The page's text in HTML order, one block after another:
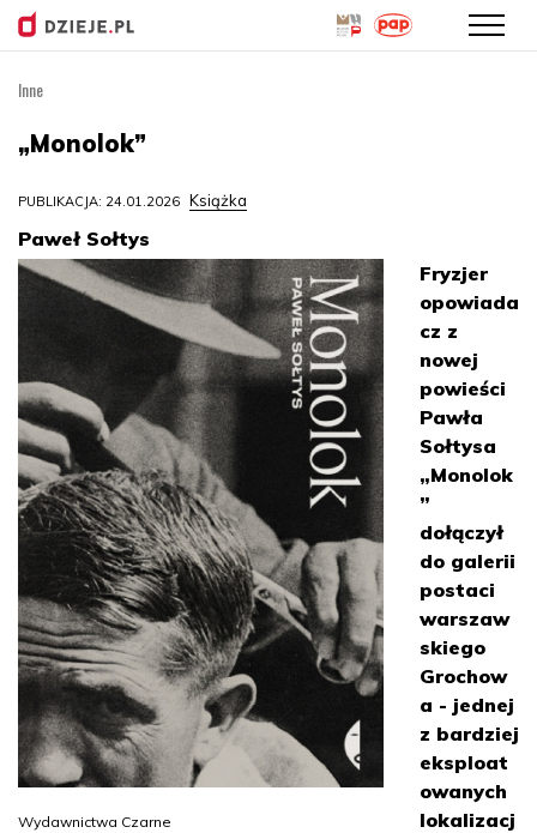
Inne
„Monolok”
PUBLIKACJA: 24.01.2026 Książka
Paweł Sołtys
Wydawnictwa Czarne
Fryzjer
opowiada
cz z
nowej
powieści
Pawła
Sołtysa
„Monolok
”
dołączył
do galerii
postaci
warszaw
skiego
Grochow
a - jednej
z bardziej
eksploat
owanych
lokalizacj